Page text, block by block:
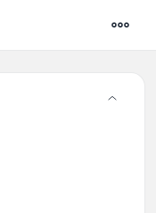
设置